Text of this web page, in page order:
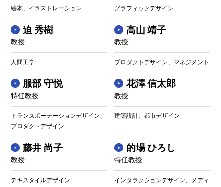
絵本、イラストレーション グラフィックデザイン
迫 秀樹
教授
人間工学
高山 靖子
教授
プロダクトデザイン、マネジメント
服部 守悦
特任教授
トランスポーテーションデザイン、
プロダクトデザイン
花澤 信太郎
教授
建築設計、都市デザイン
藤井 尚子
教授
テキスタイルデザイン
的場 ひろし
特任教授
インタラクションデザイン、メディ